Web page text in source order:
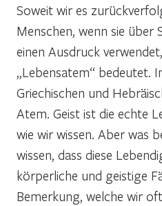
Soweit wir es
Menschen, wenn sie über
einen Ausdruck
„Lebensatem“ bedeutet.
Griechischen und
Atem. Geist ist die echte
wie wir wissen. Aber was
wissen, dass diese
körperliche und geistige
Bemerkung, welche wir